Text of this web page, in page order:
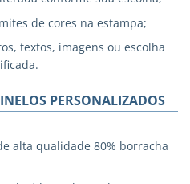
de cores na estampa;
textos, imagens ou escolha
PERSONALIZADOS
alta qualidade 80% borracha